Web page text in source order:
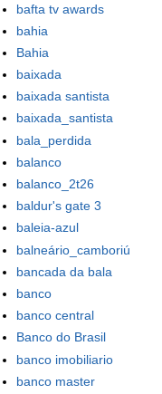
bafta tv awards
bahia
Bahia
baixada
baixada santista
baixada_santista
bala_perdida
balanco
balanco_2t26
baldur's gate 3
baleia-azul
balneário_camboriú
bancada da bala
banco
banco central
Banco do Brasil
banco imobiliario
banco master